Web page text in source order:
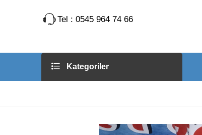
Tel : 0545 964 74 66
Kategoriler